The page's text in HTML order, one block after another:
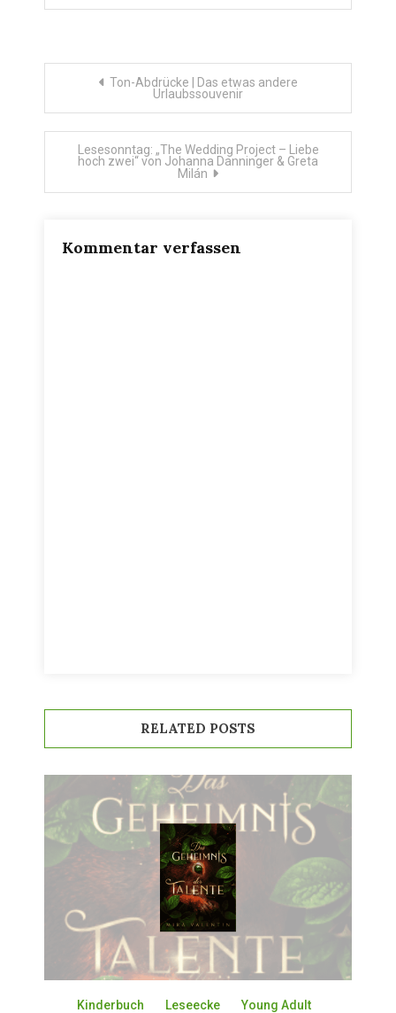
Beitragsnavigation
Ton-Abdrücke | Das etwas andere
Urlaubssouvenir
Lesesonntag: „The Wedding Project – Liebe
hoch zwei“ von Johanna Danninger & Greta
Milán
Kommentar verfassen
RELATED POSTS
Kinderbuch Leseecke Young Adult